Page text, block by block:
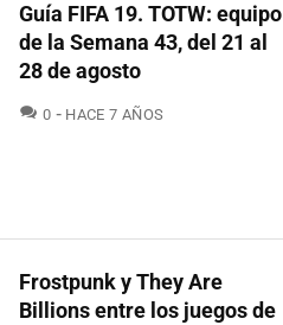
Guía FIFA 19. TOTW: equipo
de la Semana 43, del 21 al
28 de agosto
0 COMENTARIOS
HACE 7 AÑOS
Frostpunk y They Are
Billions entre los juegos de